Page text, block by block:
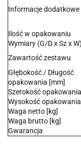
Informacje dodatkowe
Ilość w opakowaniu
Wymiary (G/D x Sz x W)
Zawartość zestawu
Głębokość / Długość
opakowania [mm]
Szerokość
Wysokość
Waga netto [kg]
Waga brutto [kg]
Gwarancja